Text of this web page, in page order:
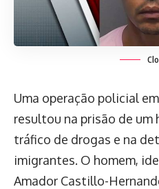
Uma operação policial
resultou na prisão de um
tráfico de drogas e na
imigrantes. O homem,
Amador Castillo-